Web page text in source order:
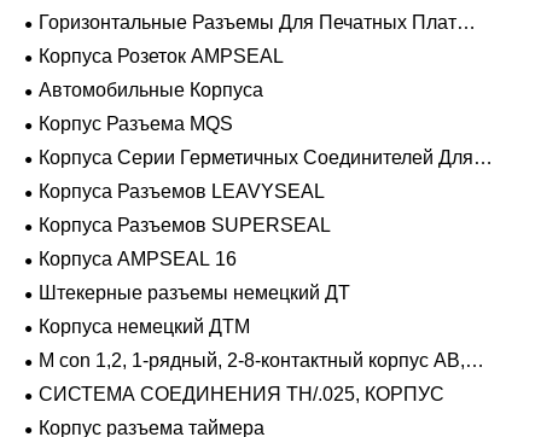
Горизонтальные Разъемы Для Печатных Плат
AMPSEAL
Корпуса Розеток AMPSEAL
Автомобильные Корпуса
Корпус Разъема MQS
Корпуса Серии Герметичных Соединителей Для
Тяжелых Условий Эксплуатации
Корпуса Разъемов LEAVYSEAL
Корпуса Разъемов SUPERSEAL
Корпуса AMPSEAL 16
Штекерные разъемы немецкий ДТ
Корпуса немецкий ДТМ
M con 1,2, 1-рядный, 2-8-контактный корпус AB,
герметичный
СИСТЕМА СОЕДИНЕНИЯ TH/.025, КОРПУС
Корпус разъема таймера